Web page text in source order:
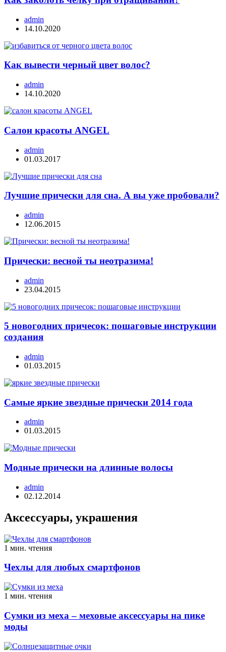
admin
14.10.2020
Как вывести черный цвет волос?
admin
14.10.2020
Салон красоты ANGEL
admin
01.03.2017
Лучшие прически для сна. А вы уже пробовали?
admin
12.06.2015
Прически: весной ты неотразима!
admin
23.04.2015
5 новогодних причесок: пошаговые инструкции
создания
admin
01.03.2015
Самые яркие звездные прически 2014 года
admin
01.03.2015
Модные прически на длинные волосы
admin
02.12.2014
Аксессуары, украшения
1 мин. чтения
Чехлы для любых смартфонов
1 мин. чтения
Сумки из меха – меховые аксессуары на пике
моды